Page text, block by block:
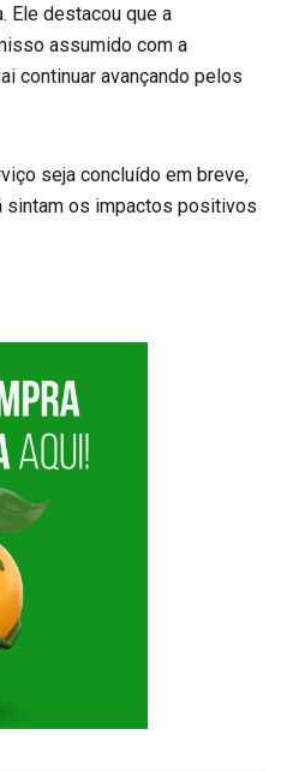
Ele destacou que a
assumido com a
continuar avançando pelos
seja concluído em breve,
sintam os impactos positivos